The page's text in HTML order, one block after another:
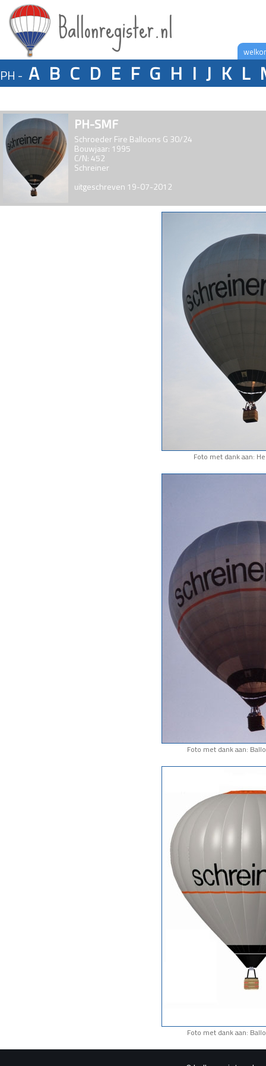
Ballonregister.nl
PH - A B C D E F G H I J K L
PH-SMF
Schroeder Fire Balloons G 30/24
Bouwjaar: 1995
C/N: 452
Schreiner
uitgeschreven 19-07-2012
Foto met dank aan:
Foto met dank aan:
Foto met dank aan: